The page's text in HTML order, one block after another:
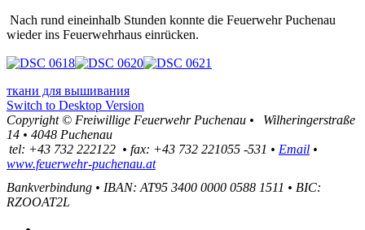
Nach rund eineinhalb Stunden konnte die Feuerwehr Puchenau
wieder ins Feuerwehrhaus einrücken.
ткани для вышивания
Switch to Desktop Version
Copyright © Freiwillige Feuerwehr Puchenau •
Wilheringerstraße
14 • 4048 Puchenau
tel: +43 732 222122 • fax: +43 732 221055 -531 • Email •
www.feuerwehr-puchenau.at
Bankverbindung • IBAN: AT95 3400 0000 0588 1511 • BIC:
RZOOAT2L